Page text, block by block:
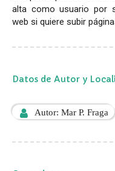
alta como usuario por
web si quiere subir
Datos de Autor y
Autor: Mar P. Fraga